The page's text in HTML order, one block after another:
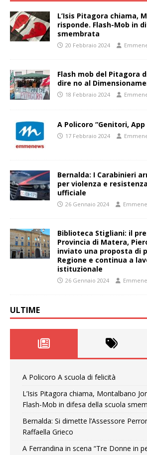
L’Isis Pitagora chiama,
risponde. Flash-Mob in
smembrata
20 Febbraio 2024
Flash mob del Pitagora
dire no al
18 Febbraio 2024
A Policoro “Genitori, App
17 Febbraio 2024
Bernalda: I Carabinieri
per violenza e
ufficiale
26 Gennaio 2024
Biblioteca Stigliani: il
Provincia di Matera,
inviato una proposta di
Regione e continua a
istituzionale
26 Gennaio 2024
ULTIME
A Policoro A scuola di felicità
L’Isis Pitagora chiama, Montalbano
Flash-Mob in difesa della scuola
Bernalda: Si dimette l’Assessore
Raffaella Grieco
A Ferrandina in scena “Tre Donne in